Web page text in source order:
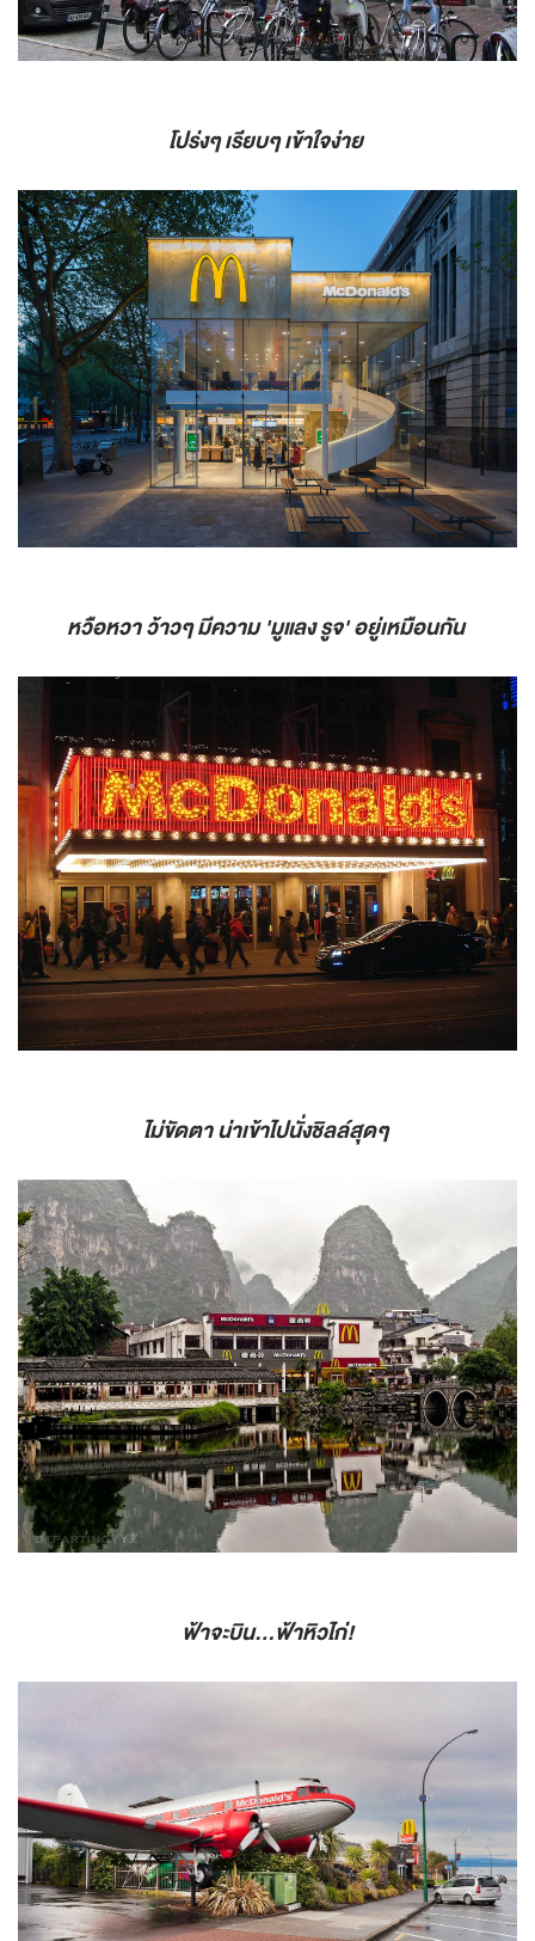
โปร่งๆ เรียบๆ เข้าใจง่าย
หวือหวา ว้าวๆ มีความ 'มูแลง รูจ' อยู่เหมือนกัน
ไม่ขัดตา น่าเข้าไปนั่งชิลล์สุดๆ
ฟ้าจะบิน...ฟ้าหิวไก่!